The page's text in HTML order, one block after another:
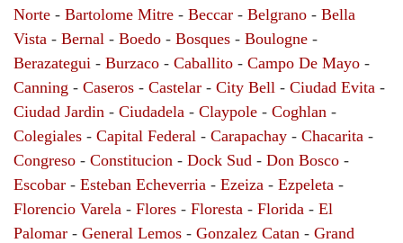
Norte - Bartolome Mitre - Beccar - Belgrano - Bella
Vista - Bernal - Boedo - Bosques - Boulogne -
Berazategui - Burzaco - Caballito - Campo De Mayo -
Canning - Caseros - Castelar - City Bell - Ciudad Evita -
Ciudad Jardin - Ciudadela - Claypole - Coghlan -
Colegiales - Capital Federal - Carapachay - Chacarita -
Congreso - Constitucion - Dock Sud - Don Bosco -
Escobar - Esteban Echeverria - Ezeiza - Ezpeleta -
Florencio Varela - Flores - Floresta - Florida - El
Palomar - General Lemos - Gonzalez Catan - Grand